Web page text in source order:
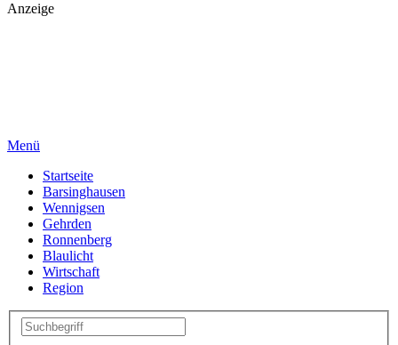
Anzeige
Menü
Startseite
Barsinghausen
Wennigsen
Gehrden
Ronnenberg
Blaulicht
Wirtschaft
Region